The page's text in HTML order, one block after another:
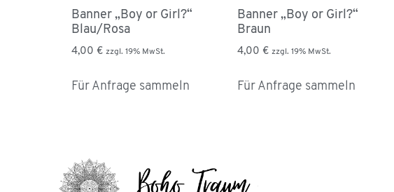
Banner „Boy or Girl?“
Blau/Rosa
4,00 € zzgl. 19% MwSt.
Für Anfrage sammeln
Banner „Boy or Girl?“
Braun
4,00 € zzgl. 19% MwSt.
Für Anfrage sammeln